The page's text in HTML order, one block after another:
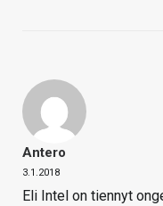
Antero
3.1.2018
Eli Intel on tiennyt